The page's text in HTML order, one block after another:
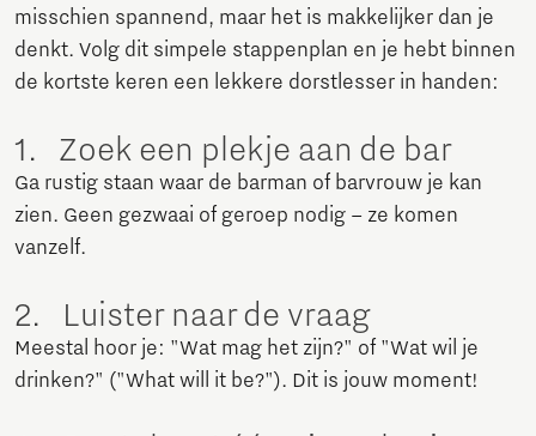
misschien spannend, maar het is makkelijker dan je
denkt. Volg dit simpele stappenplan en je hebt binnen
de kortste keren een lekkere dorstlesser in handen:
1. Zoek een plekje aan de bar
Ga rustig staan waar de barman of barvrouw je kan
zien. Geen gezwaai of geroep nodig – ze komen
vanzelf.
2. Luister naar de vraag
Meestal hoor je: "Wat mag het zijn?" of "Wat wil je
drinken?" ("What will it be?"). Dit is jouw moment!